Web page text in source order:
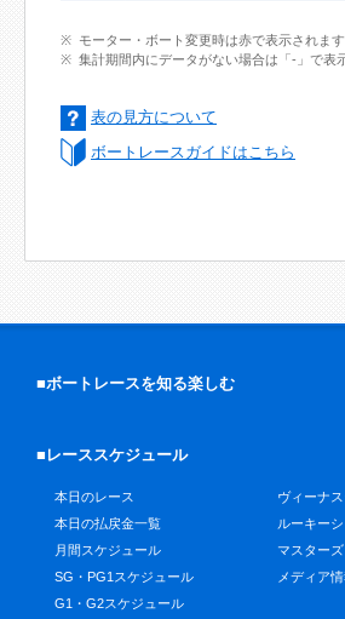
モーター・ボート変更時は赤で表示されます
集計期間内にデータがない場合は「-」で表
表の見方について
ボートレースガイドはこちら
■ボートレースを知る楽しむ
■レーススケジュール
本日のレース
本日の払戻金一覧
月間スケジュール
SG・PG1スケジュール
G1・G2スケジュール
ヴィーナ
ルーキー
マスター
メディア